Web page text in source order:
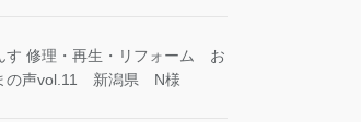
す 修理・再生・リフォーム お
の声vol.11 新潟県 N様